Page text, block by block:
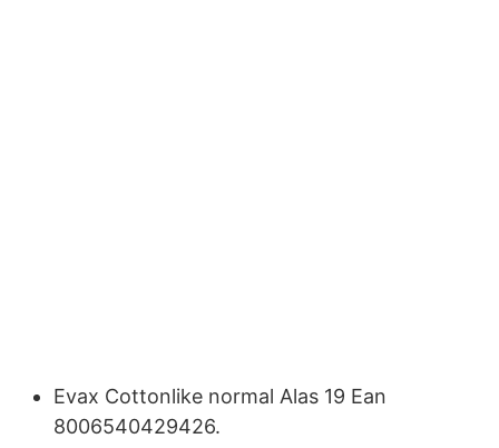
Evax Cottonlike normal Alas 19 Ean
8006540429426.